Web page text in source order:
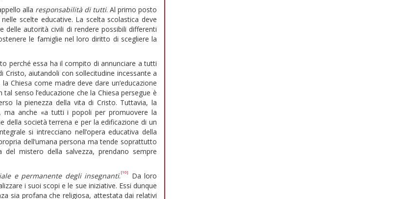
alla responsabilità di tutti. Al primo posto
scelte educative. La scelta scolastica deve
delle autorità civili di rendere possibili differenti
le famiglie nel loro diritto di scegliere la
perché essa ha il compito di annunciare a tutti
Cristo, aiutandoli con sollecitudine incessante a
Chiesa come madre deve dare un’educazione
tal senso l’educazione che la Chiesa persegue è
la pienezza della vita di Cristo. Tuttavia, la
anche «a tutti i popoli per promuovere la
della società terrena e per la edificazione di un
si intrecciano nell’opera educativa della
dell’umana persona ma tende soprattutto
mistero della salvezza, prendano sempre
e permanente degli insegnanti. [10]
Da loro
i suoi scopi e le sue iniziative. Essi dunque
sia profana che religiosa, attestata dai relativi